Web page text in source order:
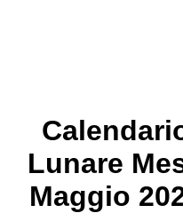
Lunare
Maggio